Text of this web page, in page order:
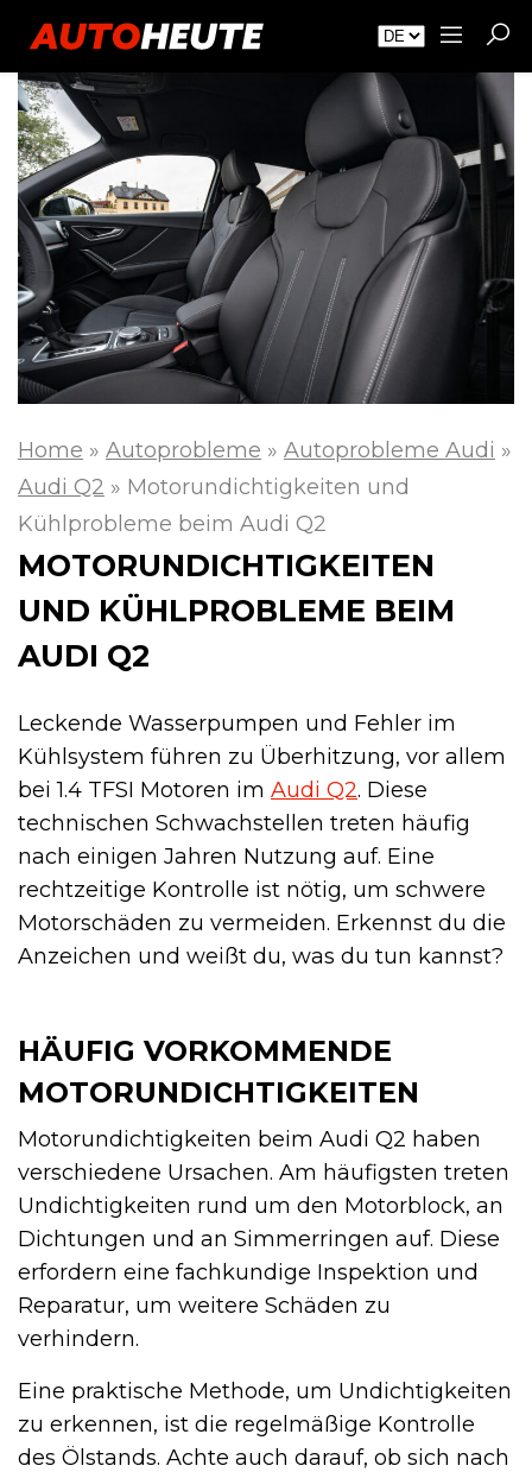
Home » Autoprobleme » Autoprobleme Audi »
Audi Q2 » Motorundichtigkeiten und
Kühlprobleme beim Audi Q2
MOTORUNDICHTIGKEITEN
UND KÜHLPROBLEME BEIM
AUDI Q2
Leckende Wasserpumpen und Fehler im
Kühlsystem führen zu Überhitzung, vor allem
bei 1.4 TFSI Motoren im Audi Q2. Diese
technischen Schwachstellen treten häufig
nach einigen Jahren Nutzung auf. Eine
rechtzeitige Kontrolle ist nötig, um schwere
Motorschäden zu vermeiden. Erkennst du die
Anzeichen und weißt du, was du tun kannst?
HÄUFIG VORKOMMENDE
MOTORUNDICHTIGKEITEN
Motorundichtigkeiten beim Audi Q2 haben
verschiedene Ursachen. Am häufigsten treten
Undichtigkeiten rund um den Motorblock, an
Dichtungen und an Simmerringen auf. Diese
erfordern eine fachkundige Inspektion und
Reparatur, um weitere Schäden zu
verhindern.
Eine praktische Methode, um Undichtigkeiten
zu erkennen, ist die regelmäßige Kontrolle
des Ölstands. Achte auch darauf, ob sich nach